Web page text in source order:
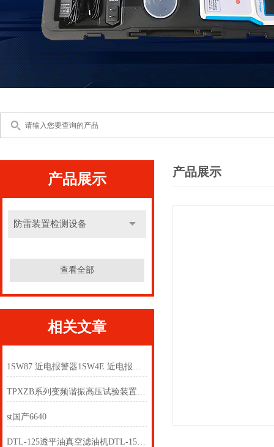
产品展示
防雷装置检测设备
查看全部
相关文章
1SW87 近电报警器1SW4E 近电报警器
TPXZB系列变频谐振高压试验装置工频谐振交流耐压试验装置
st国产6640
DTL-125透平油真空滤油机DTL-150透平油真空滤油机
产品展示